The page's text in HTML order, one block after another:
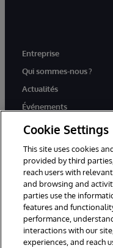
Entreprise
Qui sommes-nous ?
Actualités
Événements
Rejoignez-nous
© 1996-2026 InterSystems
réservés.
Mentions légales
Cookie Settings
This site uses cookies
provided by third
reach users with
and browsing and
parties use the
features and
performance,
interactions with our
experiences, and reach